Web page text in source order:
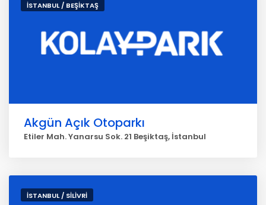
İSTANBUL / BEŞİKTAŞ
Akgün Açık Otoparkı
Etiler Mah. Yanarsu Sok. 21 Beşiktaş, İstanbul
İSTANBUL / SİLİVRİ